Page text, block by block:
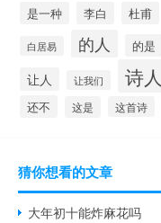
是一种 李白 杜甫
白居易 的人 的是
让人 让我们 诗人
还不 这是 这首诗
猜你想看的文章
大年初十能炸麻花吗